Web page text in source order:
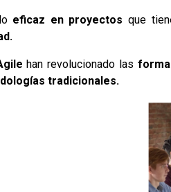
eficaz en proyectos que
han revolucionado las
tradicionales.